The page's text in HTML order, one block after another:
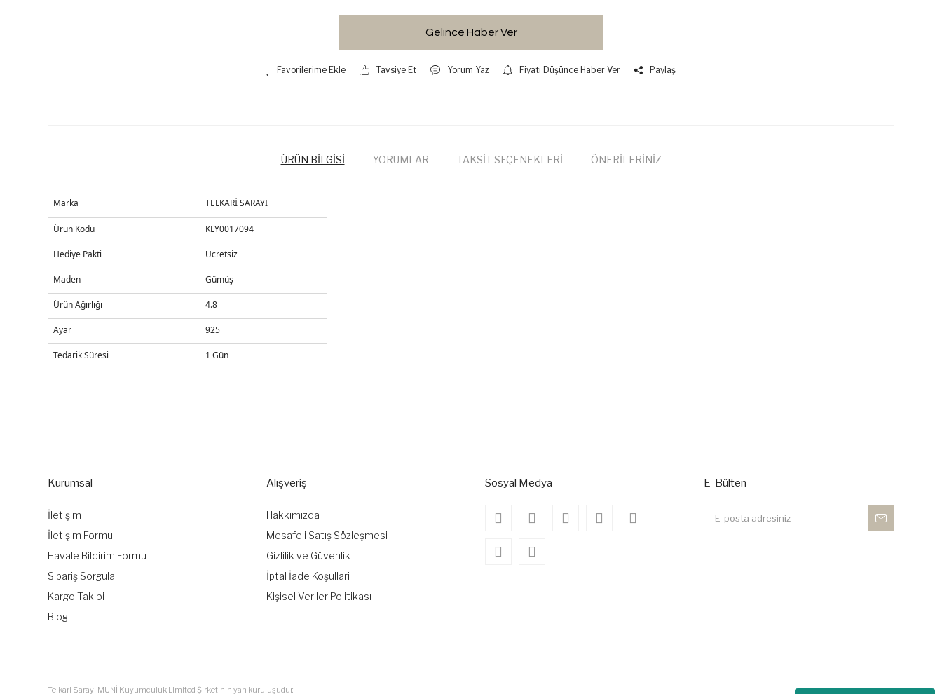
Gelince Haber Ver
Tavsiye Et Yorum Yaz Fiyatı Düşünce Haber Ver Paylaş
ÜRÜN BİLGİSİ YORUMLAR TAKSİT SEÇENEKLERİ ÖNERİLERİNİZ
Marka TELKARİ SARAYI
Ürün Kodu KLY0017094
Hediye Pakti Ücretsiz
Maden Gümüş
Ürün Ağırlığı 4.8
Ayar 925
Tedarik Süresi 1 Gün
Ürün bilgilerinde hatalar bulunuyor.
Bu ürüne benzer farklı alternatifler olmalı.
Kurumsal
İletişim
İletişim Formu
Havale Bildirim Formu
Sipariş Sorgula
Kargo Takibi
Blog
Alışveriş
Hakkımızda
Mesafeli Satış Sözleşmesi
Gizlilik ve Güvenlik
İptal İade Koşullari
Kişisel Veriler Politikası
Sosyal Medya E-Bülten
Telkari Sarayı MUNİ Kuyumculuk Limited Şirketinin yan kuruluşudur.